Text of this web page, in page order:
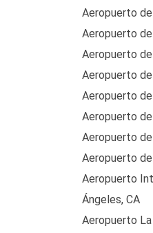
Aeropuerto
Aeropuerto
Aeropuerto de
Aeropuerto
Aeropuerto
Aeropuerto
Aeropuerto
Aeropuerto
Aeropuerto
Ángeles, CA
Aeropuerto La